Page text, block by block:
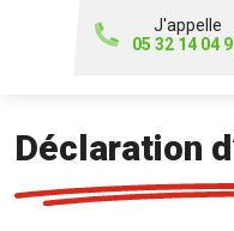
J'appelle
05 32 14 04
Déclaration